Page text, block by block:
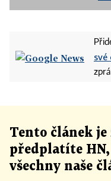
Tento článek je
předplatíte
všechny naše